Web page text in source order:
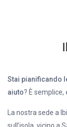
Stai pianificando
aiuto? È semplice,
La nostra sede a